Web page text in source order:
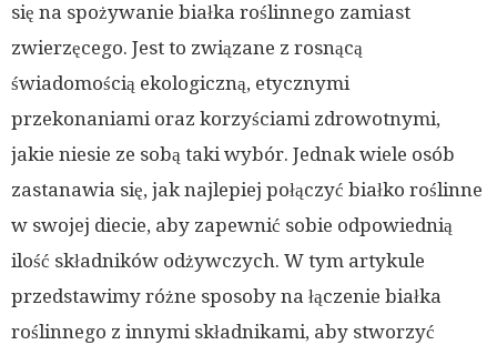
się na spożywanie białka roślinnego zamiast
zwierzęcego. Jest to związane z rosnącą
świadomością ekologiczną, etycznymi
przekonaniami oraz korzyściami zdrowotnymi,
jakie niesie ze sobą taki wybór. Jednak wiele osób
zastanawia się, jak najlepiej połączyć białko roślinne
w swojej diecie, aby zapewnić sobie odpowiednią
ilość składników odżywczych. W tym artykule
przedstawimy różne sposoby na łączenie białka
roślinnego z innymi składnikami, aby stworzyć